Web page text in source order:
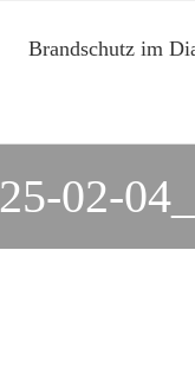
Brandschutz im
02-